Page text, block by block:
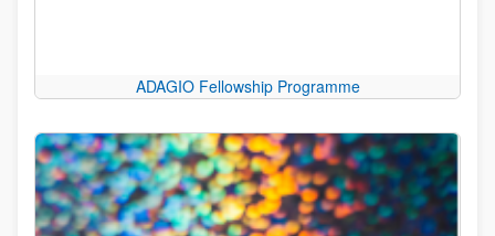
ADAGIO Fellowship Programme